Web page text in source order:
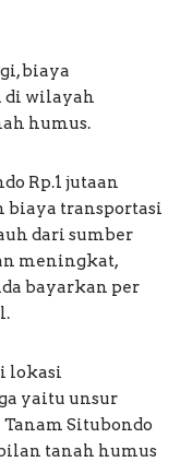
biaya
di wilayah
humus.
Rp.1 jutaan
biaya transportasi
dari sumber
meningkat,
bayarkan per
lokasi
yaitu unsur
Situbondo
tanah humus